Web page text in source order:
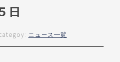
日
ニュース一覧